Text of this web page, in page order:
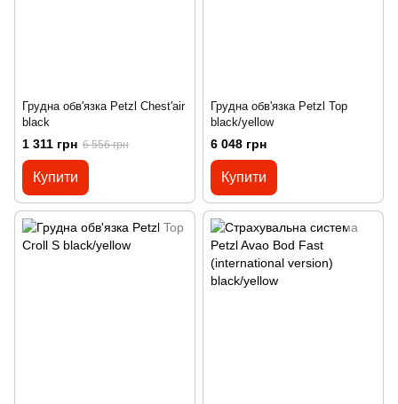
Грудна обв'язка Petzl Chest'air
black
1 311 грн 6 556 грн
Купити
Грудна обв'язка Petzl Top
black/yellow
6 048 грн
Купити